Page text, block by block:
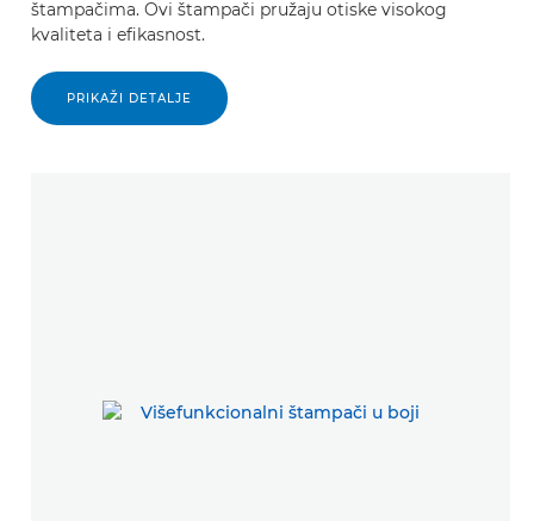
štampačima. Ovi štampači pružaju otiske visokog
kvaliteta i efikasnost.
PRIKAŽI DETALJE